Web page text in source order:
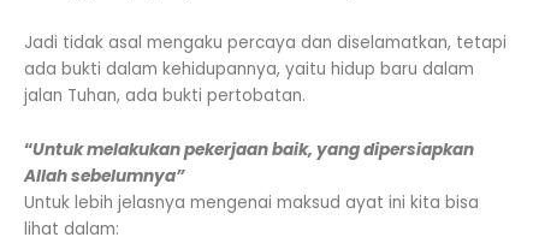
Jadi tidak asal mengaku percaya dan diselamatkan, tetapi
ada bukti dalam kehidupannya, yaitu hidup baru dalam
jalan Tuhan, ada bukti pertobatan.
“Untuk melakukan pekerjaan baik, yang dipersiapkan
Allah sebelumnya”
Untuk lebih jelasnya mengenai maksud ayat ini kita bisa
lihat dalam: